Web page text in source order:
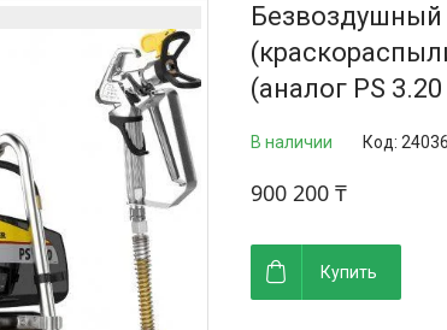
Безвоздушный
(аналог PS
В наличии Код:
900 200 ₸
Купить